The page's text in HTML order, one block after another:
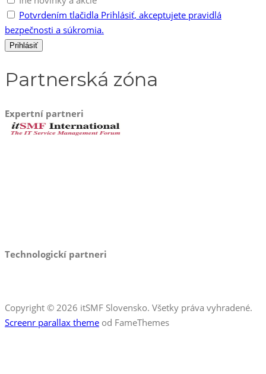
Potvrdením tlačidla Prihlásiť, akceptujete pravidlá
bezpečnosti a súkromia.
Partnerská zóna
Expertní partneri
Technologickí partneri
Copyright © 2026 itSMF Slovensko. Všetky práva vyhradené.
Screenr parallax theme od FameThemes